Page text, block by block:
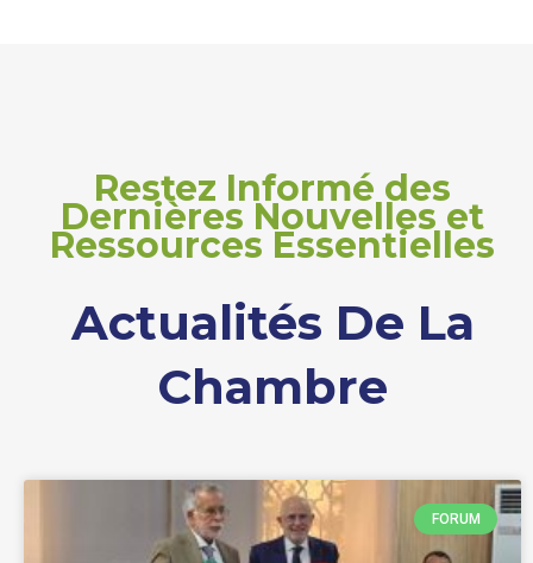
Restez Informé des
Dernières Nouvelles et
Ressources Essentielles
Actualités De La
Chambre
FORUM